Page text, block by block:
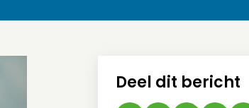
Deel dit bericht